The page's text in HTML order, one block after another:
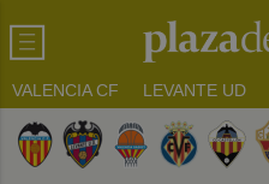
VALENCIA CF LEVANTE UD